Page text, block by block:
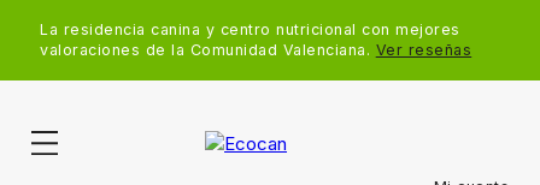
La residencia canina y centro nutricional con mejores
valoraciones de la Comunidad Valenciana. Ver reseñas